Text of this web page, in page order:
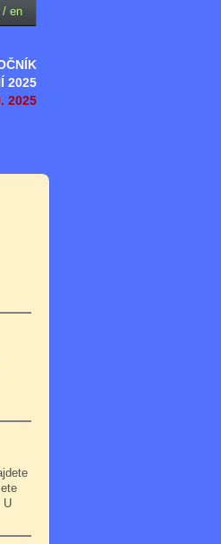
2025
2025
/ en
U